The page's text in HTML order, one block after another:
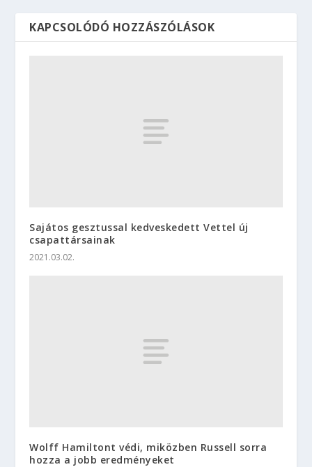
KAPCSOLÓDÓ HOZZÁSZÓLÁSOK
Sajátos gesztussal kedveskedett Vettel új
csapattársainak
2021.03.02.
Wolff Hamiltont védi, miközben Russell sorra
hozza a jobb eredményeket